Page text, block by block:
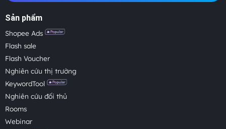
Sản phẩm
Shopee Ads
Flash sale
Flash Voucher
Nghiên cứu thị trường
KeywordTool
Nghiên cứu đối thủ
Rooms
Webinar